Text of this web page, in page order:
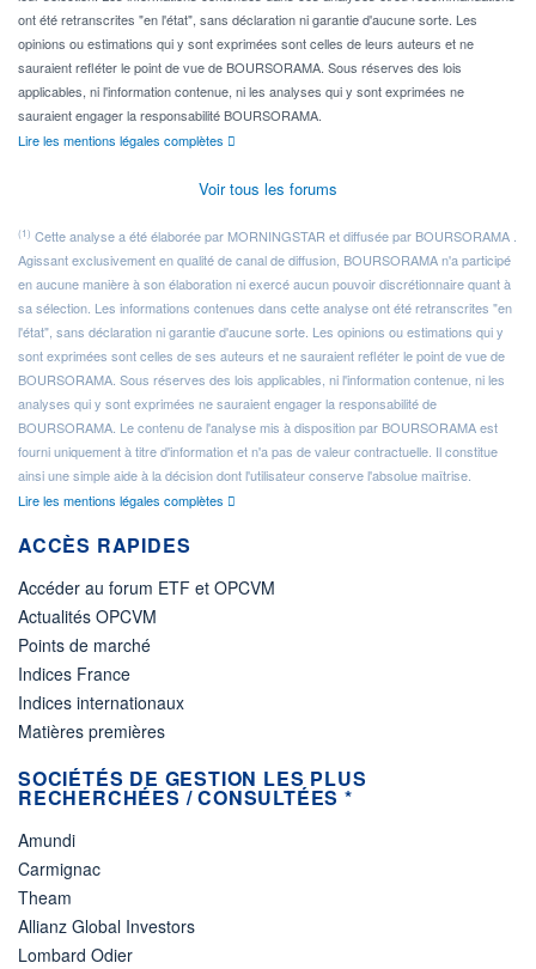
ont été retranscrites "en l'état", sans déclaration ni garantie d'aucune sorte. Les
opinions ou estimations qui y sont exprimées sont celles de leurs auteurs et ne
sauraient refléter le point de vue de BOURSORAMA. Sous réserves des lois
applicables, ni l'information contenue, ni les analyses qui y sont exprimées ne
sauraient engager la responsabilité BOURSORAMA.
Lire les mentions légales complètes
Voir tous les forums
(1) Cette analyse a été élaborée par MORNINGSTAR et diffusée par BOURSORAMA .
Agissant exclusivement en qualité de canal de diffusion, BOURSORAMA n'a participé
en aucune manière à son élaboration ni exercé aucun pouvoir discrétionnaire quant à
sa sélection. Les informations contenues dans cette analyse ont été retranscrites "en
l'état", sans déclaration ni garantie d'aucune sorte. Les opinions ou estimations qui y
sont exprimées sont celles de ses auteurs et ne sauraient refléter le point de vue de
BOURSORAMA. Sous réserves des lois applicables, ni l'information contenue, ni les
analyses qui y sont exprimées ne sauraient engager la responsabilité de
BOURSORAMA. Le contenu de l'analyse mis à disposition par BOURSORAMA est
fourni uniquement à titre d'information et n'a pas de valeur contractuelle. Il constitue
ainsi une simple aide à la décision dont l'utilisateur conserve l'absolue maîtrise.
Lire les mentions légales complètes
ACCÈS RAPIDES
Accéder au forum ETF et OPCVM
Actualités OPCVM
Points de marché
Indices France
Indices internationaux
Matières premières
SOCIÉTÉS DE GESTION LES PLUS
RECHERCHÉES / CONSULTÉES *
Amundi
Carmignac
Theam
Allianz Global Investors
Lombard Odier